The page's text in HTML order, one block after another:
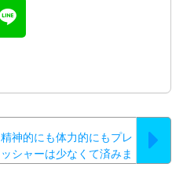
精神的にも体力的にもプレ
ッシャーは少なくて済みま